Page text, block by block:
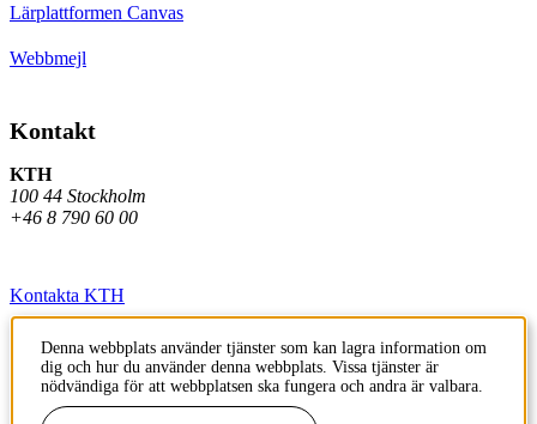
Lärplattformen Canvas
Webbmejl
Kontakt
KTH
100 44 Stockholm
+46 8 790 60 00
Kontakta KTH
Jobba på KTH
Press och media
Denna webbplats använder tjänster som kan lagra information om
dig och hur du använder denna webbplats. Vissa tjänster är
nödvändiga för att webbplatsen ska fungera och andra är valbara.